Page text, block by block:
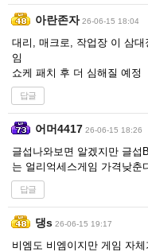
아란존자 26-06-15 18:04
대리, 매크로, 작업장 이 삼
임
쇼케 패치 후 더 심해질 예정
답글
어머4417 26-06-15 18:26
글섭나와보면 알겠지만 글섭
는 얼리억세스게임 가격낮춘
답글
댕s 26-06-15 19:17
비엠도 비엠이지만 게임 자